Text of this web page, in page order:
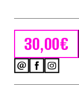
30,00€